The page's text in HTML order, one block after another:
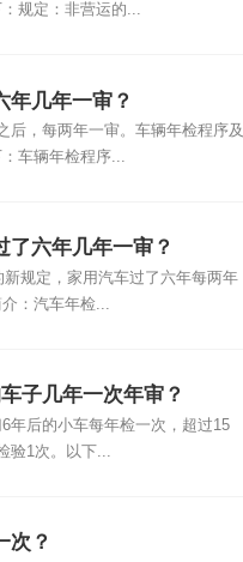
规定：非营运的...
年几年一审？
后，每两年一审。车辆年检程序及
车辆年检程序...
了六年几年一审？
新规定，家用汽车过了六年每两年
：汽车年检...
子几年一次年审？
年后的小车每年检一次，超过15
验1次。以下...
次？